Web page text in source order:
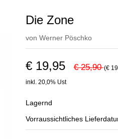
Die Zone
von Werner Pöschko
€ 19,95 € 25,90(€
inkl. 20,0% Ust
Lagernd
Vorraussichtliches